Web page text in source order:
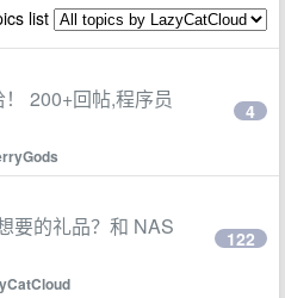
list
200+回帖,程序员
4
要的礼品？和 NAS
122